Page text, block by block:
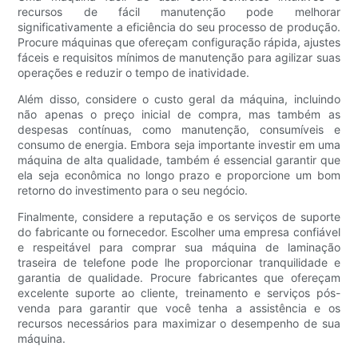
recursos de fácil manutenção pode melhorar
significativamente a eficiência do seu processo de produção.
Procure máquinas que ofereçam configuração rápida, ajustes
fáceis e requisitos mínimos de manutenção para agilizar suas
operações e reduzir o tempo de inatividade.
Além disso, considere o custo geral da máquina, incluindo
não apenas o preço inicial de compra, mas também as
despesas contínuas, como manutenção, consumíveis e
consumo de energia. Embora seja importante investir em uma
máquina de alta qualidade, também é essencial garantir que
ela seja econômica no longo prazo e proporcione um bom
retorno do investimento para o seu negócio.
Finalmente, considere a reputação e os serviços de suporte
do fabricante ou fornecedor. Escolher uma empresa confiável
e respeitável para comprar sua máquina de laminação
traseira de telefone pode lhe proporcionar tranquilidade e
garantia de qualidade. Procure fabricantes que ofereçam
excelente suporte ao cliente, treinamento e serviços pós-
venda para garantir que você tenha a assistência e os
recursos necessários para maximizar o desempenho de sua
máquina.